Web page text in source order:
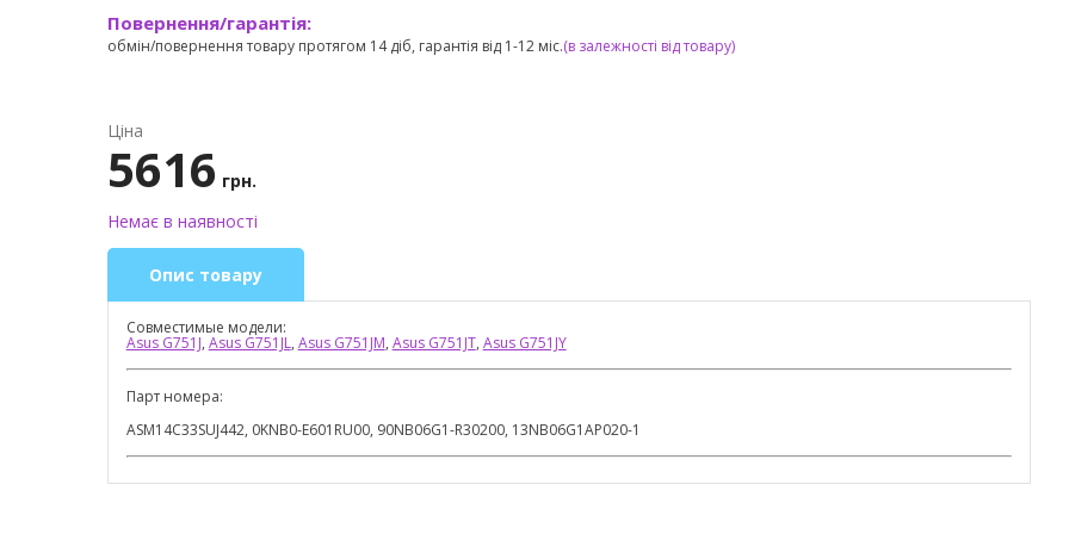
Повернення/гарантія:
обмін/повернення товару протягом 14 діб, гарантія від 1-12 міс.(в залежності від товару)
Ціна
5616 грн.
Немає в наявності
Опис товару
Совместимые модели:
Asus G751J, Asus G751JL, Asus G751JM, Asus G751JT, Asus G751JY
Парт номера:
ASM14C33SUJ442, 0KNB0-E601RU00, 90NB06G1-R30200, 13NB06G1AP020-1